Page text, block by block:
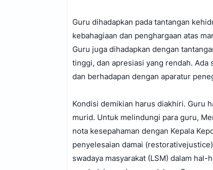
Guru dihadapkan pada tantangan
kebahagiaan dan penghargaan atas
Guru juga dihadapkan dengan
tinggi, dan apresiasi yang rendah. Ada
dan berhadapan dengan aparatur
Kondisi demikian harus diakhiri. Guru
murid. Untuk melindungi para guru,
nota kesepahaman dengan Kepala
penyelesaian damai
swadaya masyarakat (LSM) dalam